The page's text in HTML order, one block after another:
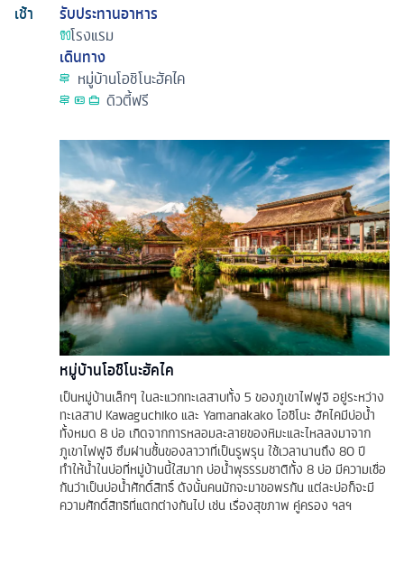
เช้า
รับประทานอาหาร
โรงแรม
เดินทาง
หมู่บ้านโอชิโนะฮัคไค
ดิวตี้ฟรี
หมู่บ้านโอชิโนะฮัคไค
เป็นหมู่บ้านเล็กๆ ในละแวกทะเลสาบทั้ง 5 ของภูเขาไฟฟูจิ อยู่ระหว่าง
ทะเลสาป Kawaguchiko และ Yamanakako โอชิโนะ ฮัคไคมีบ่อน้ำ
ทั้งหมด 8 บ่อ เกิดจากการหลอมละลายของหิมะและไหลลงมาจาก
ภูเขาไฟฟูจิ ซึมผ่านชั้นของลาวาที่เป็นรูพรุน ใช้เวลานานถึง 80 ปี
ทำให้น้ำในบ่อที่หมู่บ้านนี้ใสมาก บ่อน้ำพุธรรมชาติทั้ง 8 บ่อ มีความเชื่อ
กันว่าเป็นบ่อน้ำศักดิ์สิทธิ์ ดังนั้นคนมักจะมาขอพรกัน แต่ละบ่อก็จะมี
ความศักดิ์สิทธิที่แตกต่างกันไป เช่น เรื่องสุขภาพ คู่ครอง ฯลฯ